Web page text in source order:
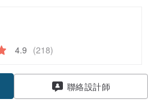
4.9 (218)
聯絡設計師